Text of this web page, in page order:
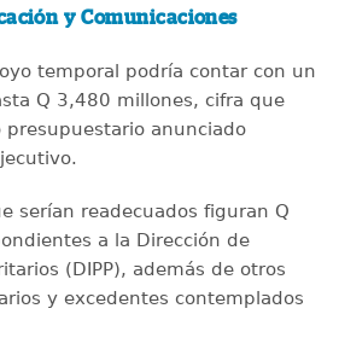
y Comunicaciones
temporal podría contar con un
Q 3,480 millones, cifra que
presupuestario anunciado
serían readecuados figuran Q
a la Dirección de
(DIPP), además de otros
y excedentes contemplados